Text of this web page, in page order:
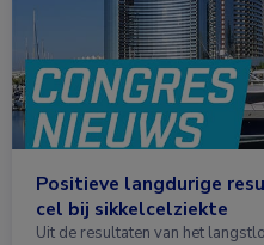
Positieve langdurige
cel bij sikkelcelziekte
Uit de resultaten van het